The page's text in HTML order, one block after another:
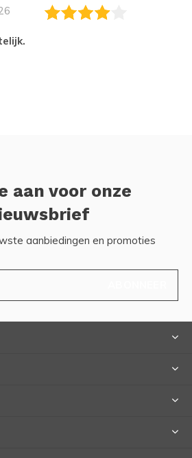
aan voor onze
aanbiedingen en promoties